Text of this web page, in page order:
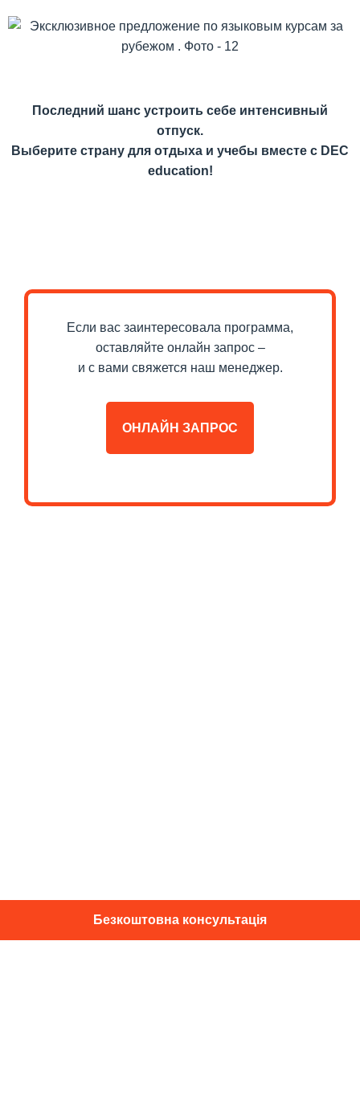
Безкоштовна консультація
Последний шанс устроить себе интенсивный
отпуск.
Выберите страну для отдыха и учебы вместе с DEC
education!
Если вас заинтересовала программа,
оставляйте онлайн запрос –
и с вами свяжется наш менеджер.
ОНЛАЙН ЗАПРОС